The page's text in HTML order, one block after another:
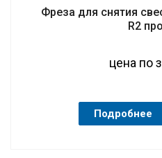
Фреза для снятия
R2
цена по
Подробнее